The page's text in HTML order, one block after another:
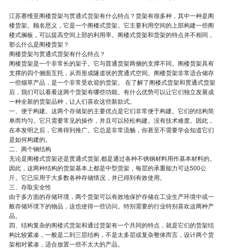
江苏赛维亚阁楼货架与贯通式货架有什么特点？货架有很多种，其中一种是阁
楼货架。顾名思义，它是一个阁楼式货架。它主要利用空间的上部构建一些阁
楼式搁板，可以提高空间上部的利用率。阁楼式货架和货架的特点并不相同，
那么什么是阁楼货架？
阁楼货架与贯通式货架有什么特点？
阁楼货架是一个非常长的架子。它与普通货架两侧的支撑不同。阁楼货架具有
支撑的四个侧面互托，从而形成隧道状的贯通式空间。阁楼货架非常适合储存
一些烟草产品，是一个非常受欢迎的货架。 在了解了阁楼式货架和贯通式货架
后，我们可以看看这两个货架有哪些功能。有什么优势可以让它们独立发展成
一种全新的货架品种，让人们喜欢这些新款式。
一、便于构建。这两个存储架的主要优点是它们非常便于构建。它们的结构简
单而均匀。它只需要常见的操作，并且可以轻松构建。没有技术难度。因此，
在本发明之后，它将得到推广。它总是非常流畅，你甚至不需要学会知道它们
是如何构建的。
二、两个钢结构
无论是阁楼式货架还是贯通式货架,都是通过各种不锈钢材料用作基本材料的。
因此，这两种结构的货架基本上都是中型货架，每层的承重能力可达500公
斤。它已应用于大多数各种存储情况，并已得到有效使用。
三、存取安全性
由于多方面的存储环境，两个货架可以有效地保护存储在工业生产环境中或一
般存储环境下的物品，这也使得一些访问。特别需要的行业特别喜欢这两种产
品。
四、结构复杂的阁楼式货架和通过货架有一个共同的特点，就是它们的货架结
构比较紧凑，一般是二到三层结构，不是太多层或复杂整体而言，设计两个货
架相对紧凑，适合放置一些不太大的产品。